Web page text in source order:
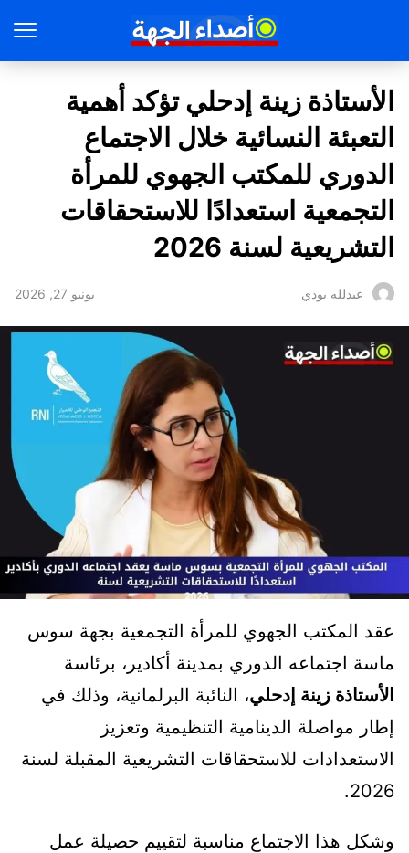
الأستاذة زينة إدحلي تؤكد أهمية
التعبئة النسائية خلال الاجتماع
الدوري للمكتب الجهوي للمرأة
التجمعية استعدادًا للاستحقاقات
التشريعية لسنة 2026
عبدلله بودي يونيو 27, 2026
عقد المكتب الجهوي للمرأة التجمعية بجهة سوس
ماسة اجتماعه الدوري بمدينة أكادير، برئاسة
الأستاذة زينة إدحلي، النائبة البرلمانية، وذلك في
إطار مواصلة الدينامية التنظيمية وتعزيز
الاستعدادات للاستحقاقات التشريعية المقبلة لسنة
2026.
وشكل هذا الاجتماع مناسبة لتقييم حصيلة عمل